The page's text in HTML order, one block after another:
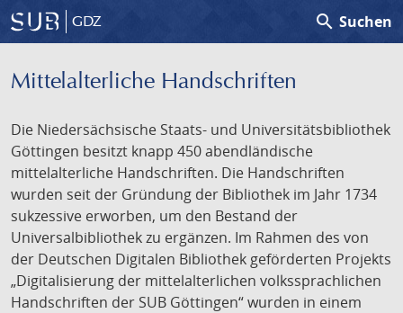
GDZ search Suchen
Mittelalterliche Handschriften
Die Niedersächsische Staats- und Universitätsbibliothek
Göttingen besitzt knapp 450 abendländische
mittelalterliche Handschriften. Die Handschriften
wurden seit der Gründung der Bibliothek im Jahr 1734
sukzessive erworben, um den Bestand der
Universalbibliothek zu ergänzen. Im Rahmen des von
der Deutschen Digitalen Bibliothek geförderten Projekts
„Digitalisierung der mittelalterlichen volkssprachlichen
Handschriften der SUB Göttingen“ wurden in einem